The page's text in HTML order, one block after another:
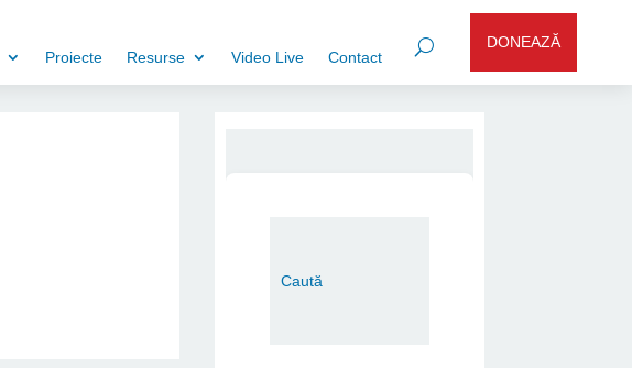
Proiecte Resurse Video Live Contact
DONEAZĂ